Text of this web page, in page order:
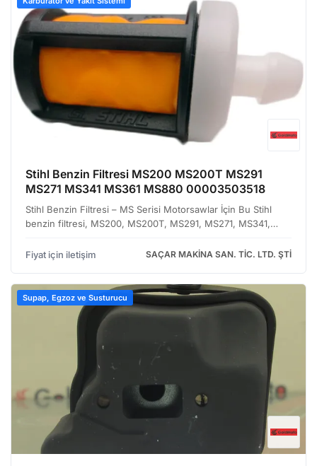
Stihl Benzin Filtresi MS200 MS200T MS291
MS271 MS341 MS361 MS880 00003503518
Stihl Benzin Filtresi – MS Serisi Motorsawlar İçin Bu Stihl
benzin filtresi, MS200, MS200T, MS291, MS271, MS341,
yakıt sistemini korumak üzere tasarlanmıştır. Motor…
Fiyat için iletişim SAÇAR MAKİNA SAN. TİC. LTD. ŞTİ
Supap, Egzoz ve Susturucu